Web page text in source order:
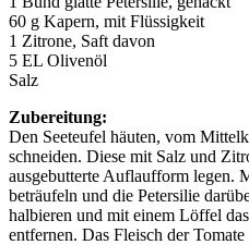
60 g Kapern, mit Flüssigkeit
1 Zitrone, Saft davon
5 EL Olivenöl
Salz
Zubereitung:
Den Seeteufel häuten, vom
schneiden. Diese mit Salz und
ausgebutterte Auflaufform legen.
beträufeln und die Petersilie
halbieren und mit einem Löffel
entfernen. Das Fleisch der